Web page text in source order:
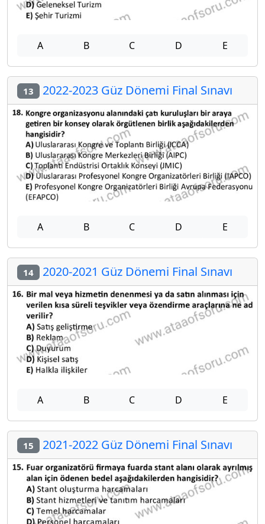
A B C D E
13 2022-2023 Güz Dönemi Final Sınavı
A B C D E
14 2020-2021 Güz Dönemi Final Sınavı
A B C D E
15 2021-2022 Güz Dönemi Final Sınavı